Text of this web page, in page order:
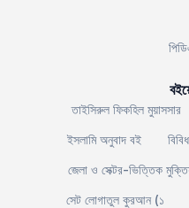
তাইসিরুল ফিকহিল মুয়াসসার
ইসলামি অনুবাদ বই
বিবিধ
জেলা ও সেক্টর-ভিত্তিক
সেট লোগাতুল কুরআন (১